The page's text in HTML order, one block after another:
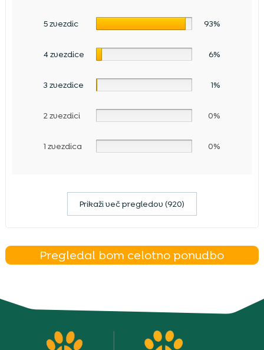
5 zvezdic 93%
4 zvezdice 6%
3 zvezdice 1%
2 zvezdici 0%
1 zvezdica 0%
Prikaži več pregledov (920)
Pregledal bom celotno ponudbo